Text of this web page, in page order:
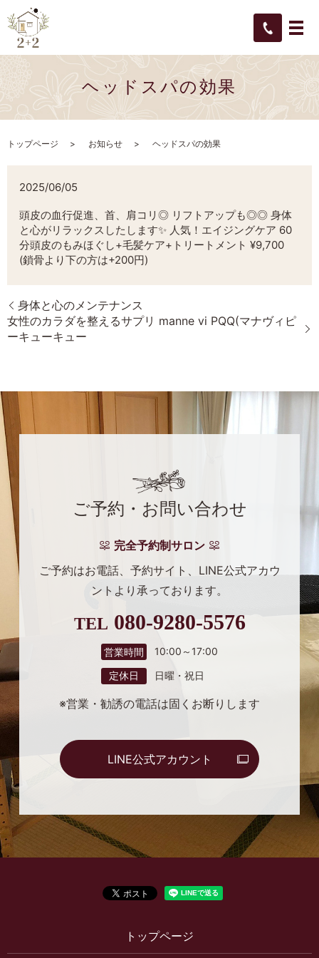
ヘッドスパの効果
トップページ お知らせ ヘッドスパの効果
2025/06/05
頭皮の血行促進、首、肩コリ◎ リフトアップも◎◎ 身体
と心がリラックスしたします✨ 人気！エイジングケア 60
分頭皮のもみほぐし+毛髪ケア+トリートメント ¥9,700
(鎖骨より下の方は+200円)
身体と心のメンテナンス
女性のカラダを整えるサプリ manne vi PQQ(マナヴィピ
ーキューキュー
ご予約・お問い合わせ
完全予約制サロン
ご予約はお電話、予約サイト、 LINE公式アカウ
ントより 承っております。
TEL 080-9280-5576
営業時間 10:00～17:00
定休日 日曜・祝日
※営業・勧誘の電話は固くお断りします
LINE公式アカウント
トップページ